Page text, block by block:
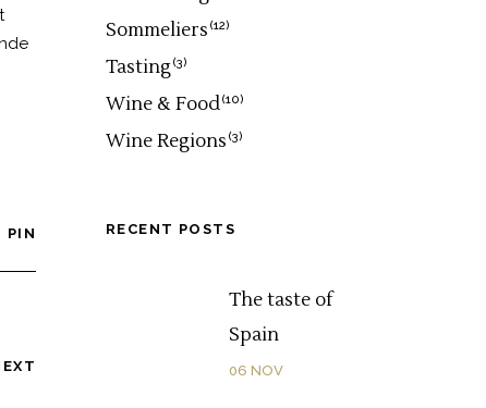
PIN
Sommeliers (12)
Tasting(3)
Wine & Food(10)
Wine Regions (3)
RECENT POSTS
The taste of
Spain
06 NOV